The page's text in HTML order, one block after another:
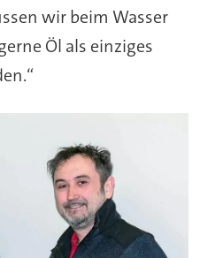
wir beim Wasser
Öl als einziges